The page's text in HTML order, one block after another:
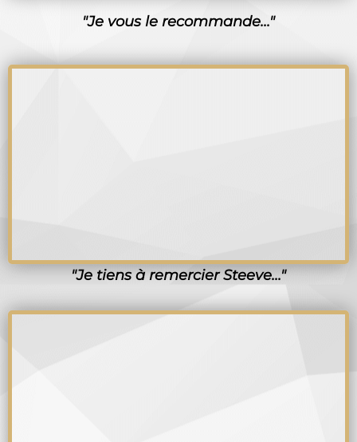
"Je vous le recommande..."
"Je tiens à remercier Steeve..."